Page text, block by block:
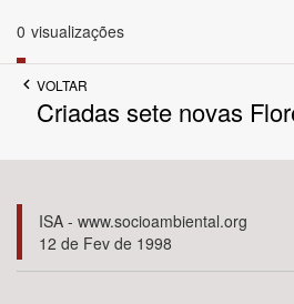
Até
Povo Indígena
Bioma / Bacia
0 visualizações
VOLTAR
Criadas sete novas
ISA - www.socioambiental.org
12 de Fev de 1998